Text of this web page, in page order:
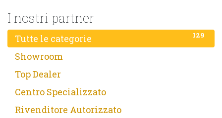
I nostri partner
129
Tutte le categorie
Showroom
Top Dealer
Centro Specializzato
Rivenditore Autorizzato